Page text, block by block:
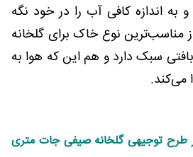
به اندازه کافی آب را در خود نگه
نوع خاک برای گلخانه
سبک دارد و هم این که هوا به
می‌کند.
توجیهی گلخانه صیفی جات متری